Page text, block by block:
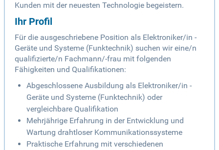
Kunden mit der neuesten Technologie begeistern.
Ihr Profil
Für die ausgeschriebene Position als Elektroniker/in -
Geräte und Systeme (Funktechnik) suchen wir eine/n
qualifizierte/n Fachmann/-frau mit folgenden
Fähigkeiten und Qualifikationen:
Abgeschlossene Ausbildung als Elektroniker/in -
Geräte und Systeme (Funktechnik) oder
vergleichbare Qualifikation
Mehrjährige Erfahrung in der Entwicklung und
Wartung drahtloser Kommunikationssysteme
Praktische Erfahrung mit verschiedenen